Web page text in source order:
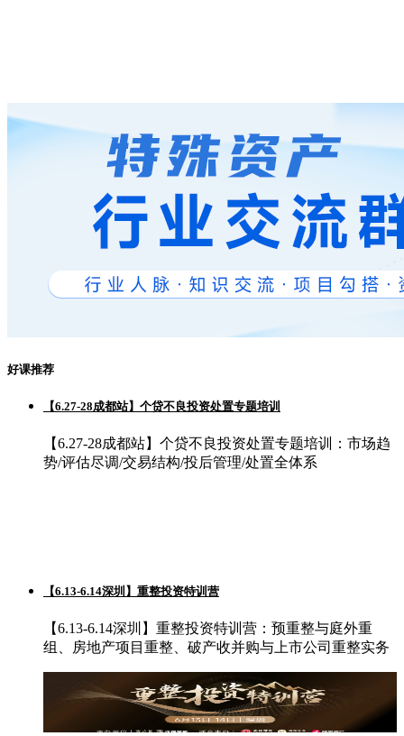
好课推荐
【6.27-28成都站】个贷不良投资处置专题培训
【6.27-28成都站】个贷不良投资处置专题培训：市场趋
势/评估尽调/交易结构/投后管理/处置全体系
【6.13-6.14深圳】重整投资特训营
【6.13-6.14深圳】重整投资特训营：预重整与庭外重
组、房地产项目重整、破产收并购与上市公司重整实务